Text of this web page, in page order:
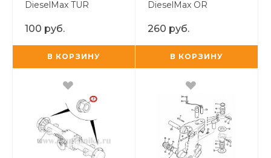
DieselMax TUR
100 руб.
В КОРЗИНУ
DieselMax OR
260 руб.
В КОРЗИНУ